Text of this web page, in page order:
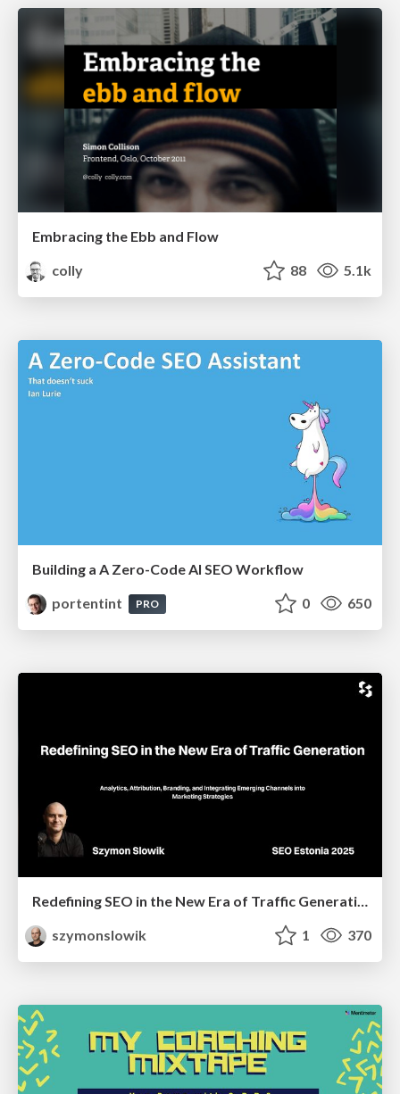
Embracing the Ebb and Flow
colly
88 5.1k
Building a A Zero-Code AI SEO Workflow
portentint
PRO 0 650
Redefining SEO in the New Era of Traffic Generation
szymonslowik
1 370